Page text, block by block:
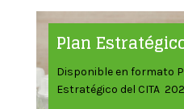
Plan
Disponible en formato
Estratégico del CITA